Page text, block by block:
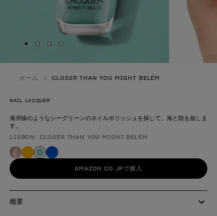
Skip to slide
Skip to slide2
Skip to slide3
Skip to slide4
ホーム CLOSER THAN YOU MIGHT BELÉM
NAIL LACQUER
海岸線のようなシーグリーンのネイルポリッシュを探して、海と陸を旅しま
す。
製品形態
LISBON: CLOSER THAN YOU MIGHT BELÉM
AMAZON.CO.JPで購入
概要